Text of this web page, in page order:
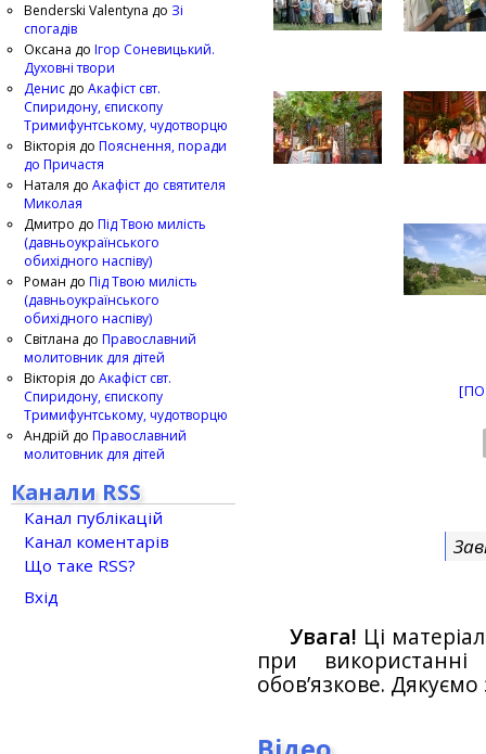
Увага! Ці
при
обов’язкове.
Benderski Valentyna до Зі
спогадів
Оксана до Ігор Соневицький.
Духовні твори
Денис до Акафіст свт.
Спиридону, єпископу
Тримифунтському, чудотворцю
Вікторія до Пояснення, поради
до Причастя
Наталя до Акафіст до святителя
Миколая
Дмитро до Під Твою милість
(давньоукраїнського
обихідного наспіву)
Роман до Під Твою милість
(давньоукраїнського
обихідного наспіву)
Світлана до Православний
молитовник для дітей
Вікторія до Акафіст свт.
Спиридону, єпископу
Тримифунтському, чудотворцю
Андрій до Православний
молитовник для дітей
Канали RSS
Канал публікацій
Канал коментарів
Що таке RSS?
Вхід